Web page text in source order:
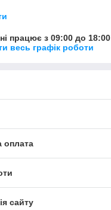
працює з 09:00 до 18:00
весь графік роботи
оплата
сайту